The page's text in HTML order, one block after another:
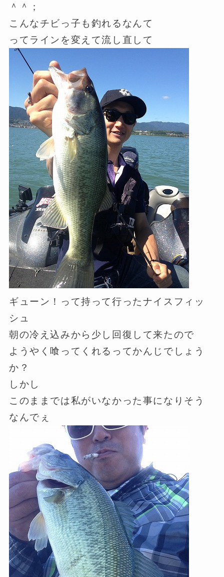
＾＾；
こんなチビっ子も釣れるなんて
ってラインを変えて流し直して
ギューン！って持って行ったナイスフィッ
シュ
朝の冷え込みから少し回復して来たので
ようやく喰ってくれるってかんじでしょう
か？
しかし
このままでは私がいなかった事になりそう
なんでぇ